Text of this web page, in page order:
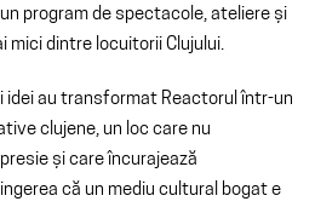
program de spectacole, ateliere și
dintre locuitorii Clujului.
idei au transformat Reactorul într-un
clujene, un loc care nu
și care încurajează
că un mediu cultural bogat e